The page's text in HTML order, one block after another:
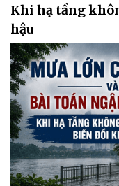
Khi hạ tầng
hậu